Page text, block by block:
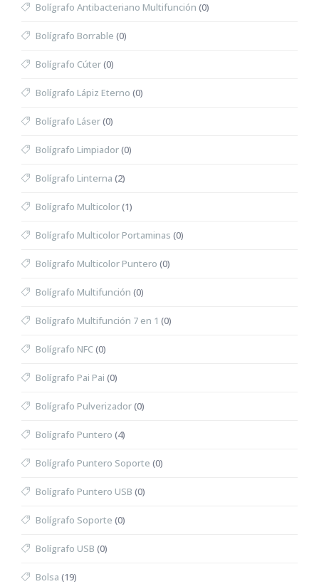
Bolígrafo Antibacteriano Multifunción (0)
Bolígrafo Borrable (0)
Bolígrafo Cúter(0)
Bolígrafo Lápiz Eterno (0)
Bolígrafo Láser(0)
Bolígrafo Limpiador(0)
Bolígrafo Linterna (2)
Bolígrafo Multicolor(1)
Bolígrafo Multicolor Portaminas (0)
Bolígrafo Multicolor Puntero (0)
Bolígrafo Multifunción (0)
Bolígrafo Multifunción 7 en 1 (0)
Bolígrafo NFC(0)
Bolígrafo Pai Pai (0)
Bolígrafo Pulverizador(0)
Bolígrafo Puntero (4)
Bolígrafo Puntero Soporte (0)
Bolígrafo Puntero USB (0)
Bolígrafo Soporte (0)
Bolígrafo USB (0)
Bolsa (19)